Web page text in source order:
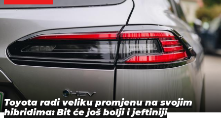
Toyota radi veliku promjenu na svojim
hibridima: Bit će još bolji i jeftiniji